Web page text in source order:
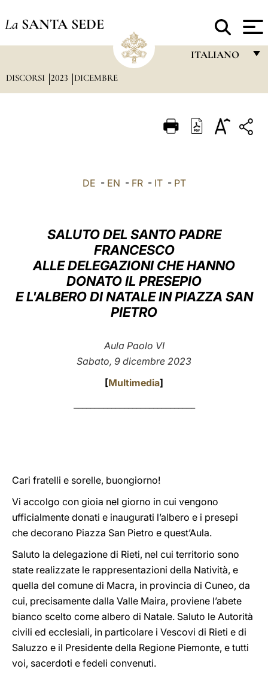
La SANTA SEDE
ITALIANO
ITALIANO
العربيّة
中文
LATINE
DISCORSI 2023 DICEMBRE
DE - EN - FR- IT- PT
SALUTO DEL SANTO PADRE
FRANCESCO
ALLE DELEGAZIONI CHE HANNO
DONATO IL PRESEPIO
E L'ALBERO DI NATALE IN PIAZZA SAN
PIETRO
Aula Paolo VI
Sabato, 9 dicembre 2023
[Multimedia]
Cari fratelli e sorelle, buongiorno!
Vi accolgo con gioia nel giorno in cui vengono
ufficialmente donati e inaugurati l’albero e i presepi
che decorano Piazza San Pietro e quest’Aula.
Saluto la delegazione di Rieti, nel cui territorio sono
state realizzate le rappresentazioni della Natività, e
quella del comune di Macra, in provincia di Cuneo, da
cui, precisamente dalla Valle Maira, proviene l’abete
bianco scelto come albero di Natale. Saluto le Autorità
civili ed ecclesiali, in particolare i Vescovi di Rieti e di
Saluzzo e il Presidente della Regione Piemonte, e tutti
voi, sacerdoti e fedeli convenuti.